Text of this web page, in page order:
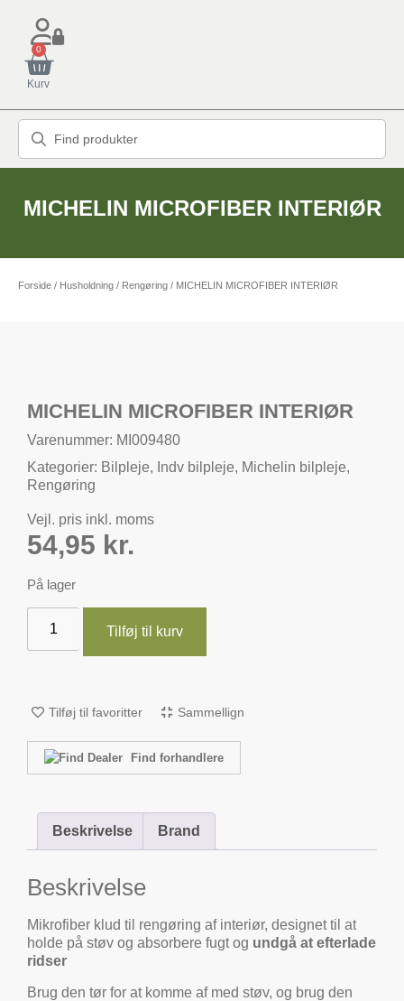
0
Kurv
MICHELIN MICROFIBER INTERIØR
Forside / Husholdning / Rengøring / MICHELIN MICROFIBER INTERIØR
MICHELIN MICROFIBER INTERIØR
Varenummer: MI009480
Kategorier: Bilpleje, Indv bilpleje, Michelin bilpleje,
Rengøring
Vejl. pris inkl. moms
54,95 kr.
På lager
Tilføj til kurv
Tilføj til favoritter Sammellign
Find forhandlere
Beskrivelse Brand
Beskrivelse
Mikrofiber klud til rengøring af interiør, designet til at
holde på støv og absorbere fugt og undgå at efterlade
ridser
Brug den tør for at komme af med støv, og brug den